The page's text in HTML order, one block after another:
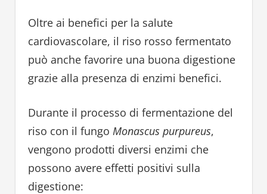
Oltre ai benefici per la salute
cardiovascolare, il riso rosso fermentato
può anche favorire una buona digestione
grazie alla presenza di enzimi benefici.
Durante il processo di fermentazione del
riso con il fungo Monascus purpureus,
vengono prodotti diversi enzimi che
possono avere effetti positivi sulla
digestione: